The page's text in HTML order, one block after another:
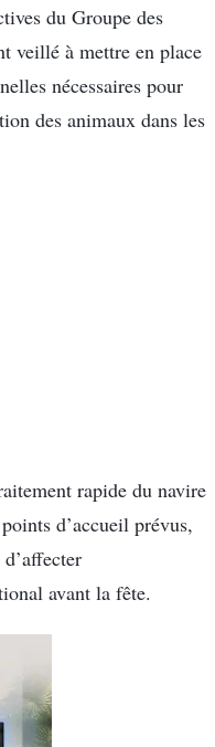
du Groupe des
veillé à mettre en place
nécessaires pour
des animaux dans les
rapide du navire
d’accueil prévus,
avant la fête.